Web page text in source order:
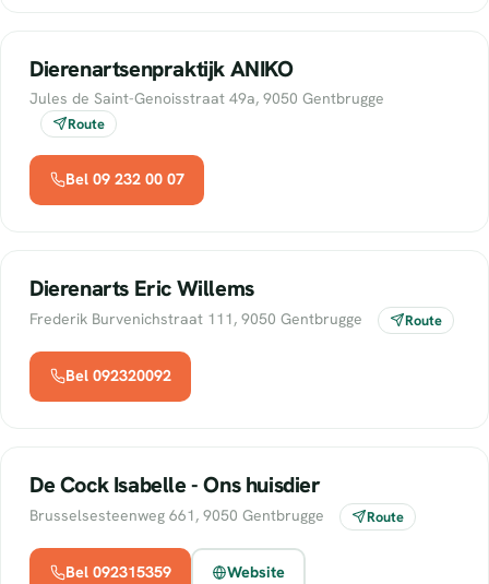
Dierenartsenpraktijk ANIKO
Jules de Saint-Genoisstraat 49a, 9050 Gentbrugge
Route
Bel 09 232 00 07
Dierenarts Eric Willems
Frederik Burvenichstraat 111, 9050 Gentbrugge Route
Bel 092320092
De Cock Isabelle - Ons huisdier
Brusselsesteenweg 661, 9050 Gentbrugge Route
Bel 092315359 Website